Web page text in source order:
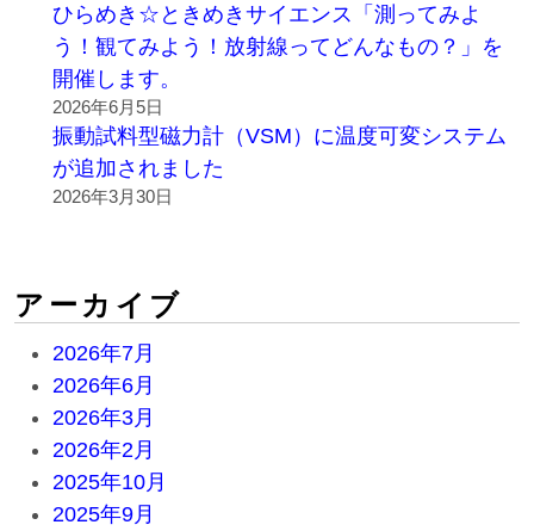
ひらめき☆ときめきサイエンス「測ってみよ
う！観てみよう！放射線ってどんなもの？」を
開催します。
2026年6月5日
振動試料型磁力計（VSM）に温度可変システム
が追加されました
2026年3月30日
アーカイブ
2026年7月
2026年6月
2026年3月
2026年2月
2025年10月
2025年9月